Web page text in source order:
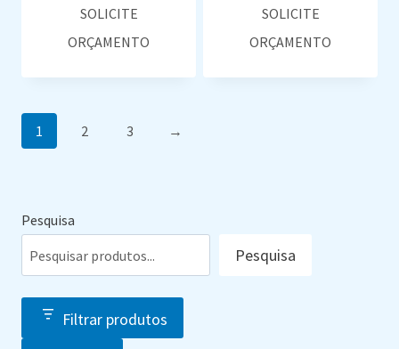
SOLICITE
ORÇAMENTO
SOLICITE
ORÇAMENTO
1 2 3 →
Pesquisa
Pesquisa
Filtrar produtos